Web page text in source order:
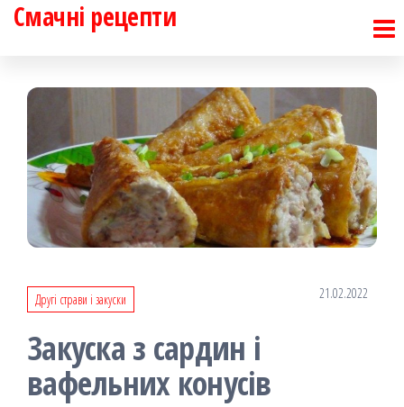
Перейти
Смачні рецепти
Другі страви і закуски 21.02.2022
Закуска з сардин і
вафельних конусів